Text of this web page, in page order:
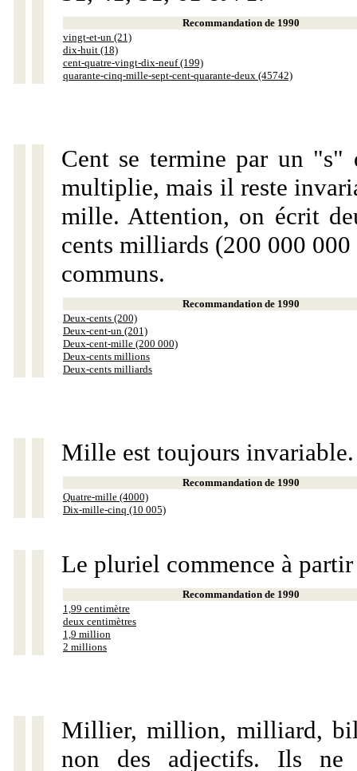
Recommandation de 1990
vingt-et-un (21)
dix-huit (18)
cent-quatre-vingt-dix-neuf (199)
quarante-cinq-mille-sept-cent-quarante-deux (45742)
Cent se termine par un "s"
multiplie, mais il reste
mille. Attention, on écrit
cents milliards (200 000
communs.
Recommandation de 1990
Deux-cents (200)
Deux-cent-un (201)
Deux-cent-mille (200 000)
Deux-cents millions
Deux-cents milliards
Mille est toujours invariable.
Recommandation de 1990
Quatre-mille (4000)
Dix-mille-cinq (10 005)
Le pluriel commence à
Recommandation de 1990
1,99 centimètre
deux centimètres
1,9 million
2 millions
Millier, million, milliard,
non des adjectifs. Ils ne